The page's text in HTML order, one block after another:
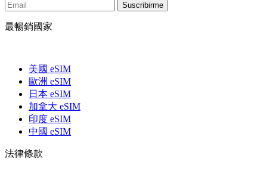
Suscribirme
最暢銷國家
美國 eSIM
歐洲 eSIM
日本 eSIM
加拿大 eSIM
印度 eSIM
中國 eSIM
法律條款